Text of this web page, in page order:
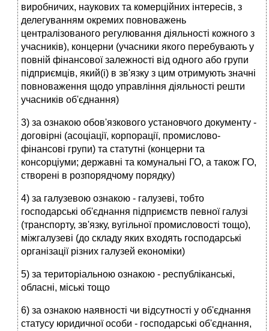
виробничих, наукових та комерційних інтересів, з
делегуванням окремих повноважень
централізованого регулювання діяльності кожного з
учасників), концерни (учасники якого пере­бувають у
повній фінансової залежності від одного або групи
підприємців, який(і) в зв'язку з цим отримують значні
повноваження щодо управління діяльності решти
учасників об'єднання)
3) за ознакою обов'язкового установчого документу -
договірні (асоціації, корпорації, промислово-
фінансові групи) та статутні (концерни та
консорціуми; державні та комунальні ГО, а також ГО,
створені в розпорядчому порядку)
4) за галузевою ознакою - галузеві, тобто
господарські об'єднання підприємств певної галузі
(транспорту, зв'язку, вугільної промисловості тощо),
міжгалузеві (до складу яких входять гос­подарські
організації різних галузей економіки)
5) за територіальною ознакою - республіканські,
обласні, міські тощо
6) за ознакою наявності чи відсутності у об'єднання
статусу юридичної особи - господарські об'єднання,